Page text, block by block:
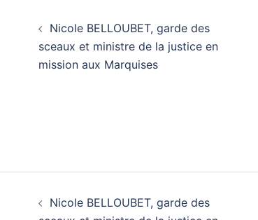
Nicole BELLOUBET, garde des
sceaux et ministre de la justice en
mission aux Marquises
Nicole BELLOUBET, garde des